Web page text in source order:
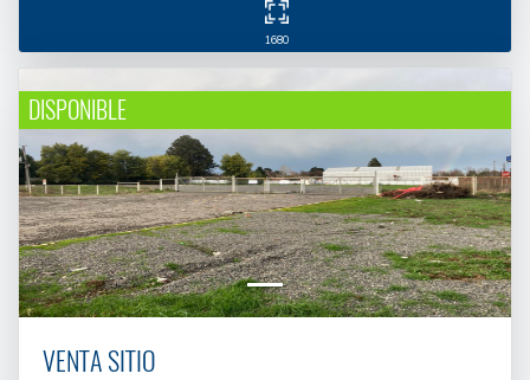
1680
DISPONIBLE
VENTA SITIO